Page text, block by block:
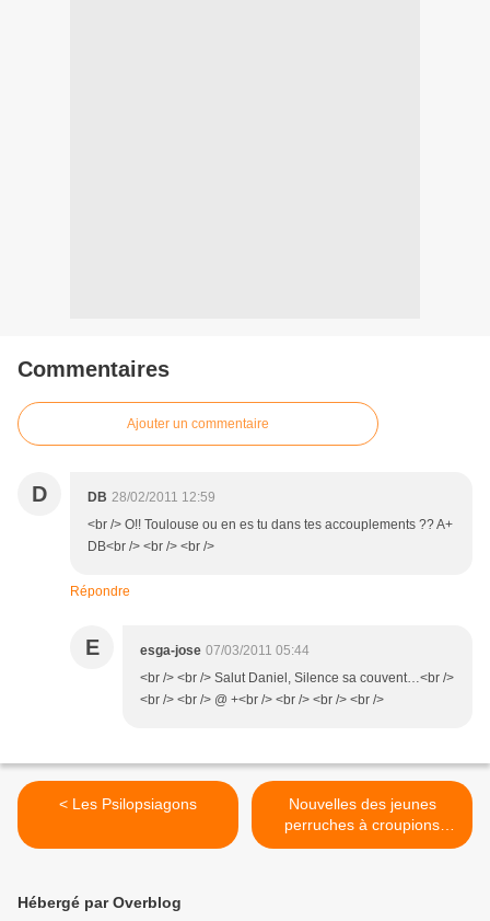
Commentaires
Ajouter un commentaire
D DB 28/02/2011 12:59
<br /> O!! Toulouse ou en es tu dans tes accouplements ?? A+
DB<br /> <br /> <br />
Répondre
E esga-jose 07/03/2011 05:44
<br /> <br /> Salut Daniel, Silence sa couvent…<br />
<br /> <br /> @ +<br /> <br /> <br /> <br />
< Les Psilopsiagons
Nouvelles des jeunes
perruches à croupions
rouge pie-dilué >
Hébergé par Overblog